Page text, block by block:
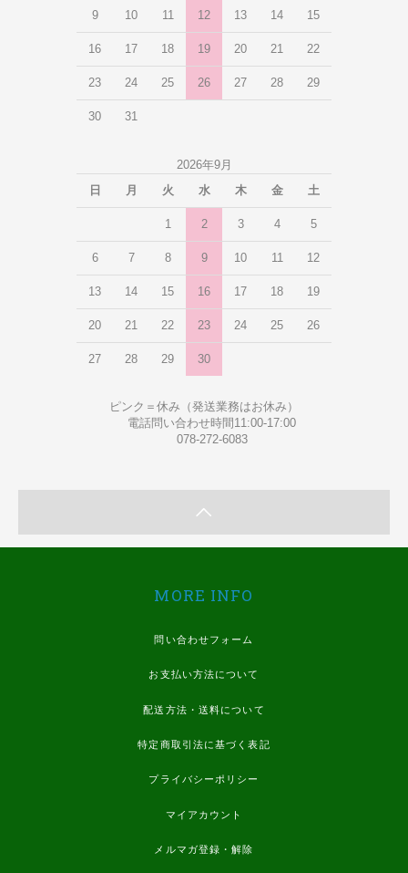
9 10 11 12 13 14 15
16 17 18 19 20 21 22
23 24 25 26 27 28 29
30 31
2026年9月
日
月 火 水 木 金 土
1 2 3 4 5
6 7 8 9 10 11 12
13 14 15 16 17 18 19
20 21 22 23 24 25 26
27 28 29 30
ピンク＝休み（発送業務はお休み）
電話問い合わせ時間11:00-17:00
078-272-6083
MORE INFO
問い合わせフォーム
お支払い方法について
配送方法・送料について
特定商取引法に基づく表記
プライバシーポリシー
マイアカウント
メルマガ登録・解除